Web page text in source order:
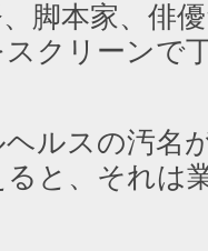
脚本家、俳
クリーンで
ルスの汚名
と、それは